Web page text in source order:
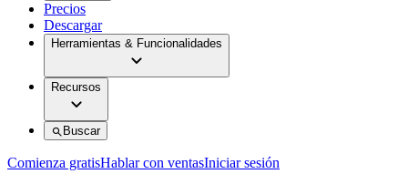
Precios
Descargar
Herramientas & Funcionalidades
Recursos
Buscar
Comienza gratisHablar con ventasIniciar sesión